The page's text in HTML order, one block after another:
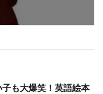
子も大爆笑！英語絵本